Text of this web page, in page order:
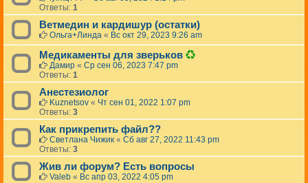
Ответы: 1
Ветмедин и кардишур (остатки)
Ольга+Линда « Вс окт 29, 2023 9:26 am
Медикаменты для зверьков
н
е
а
ы
Дамир « Ср сен 06, 2023 7:47 pm
Ответы: 1
Анестезиолог
Kuznetsov « Чт сен 01, 2022 1:07 pm
Ответы: 3
Как прикрепить файл??
Светлана Чижик « Сб авг 27, 2022 11:43 pm
Ответы: 3
Жив ли форум? Есть вопросы
Valeb « Вс апр 03, 2022 4:05 pm